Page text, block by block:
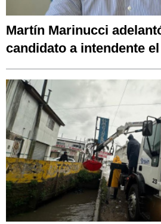
Martín Marinucci
candidato a intendente